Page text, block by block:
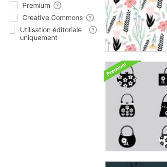
Premium
Creative Commons
Utilisation éditoriale
uniquement